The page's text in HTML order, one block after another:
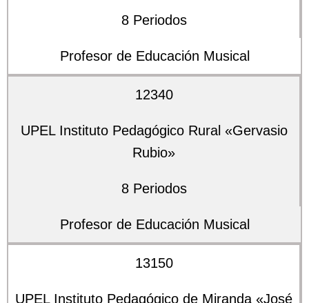
8 Periodos
Profesor de Educación Musical
12340
UPEL Instituto Pedagógico Rural «Gervasio
Rubio»
8 Periodos
Profesor de Educación Musical
13150
UPEL Instituto Pedagógico de Miranda «José